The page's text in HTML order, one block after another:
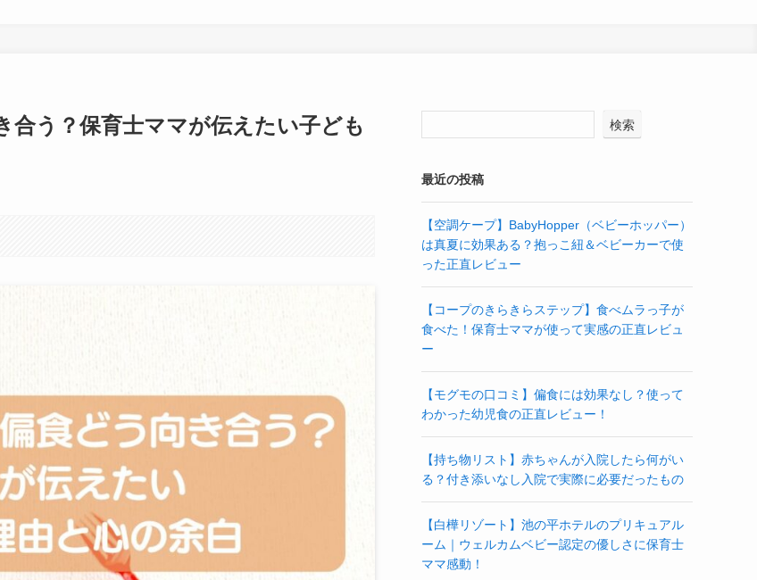
合う？保育士ママが伝えたい子ども
検索
最近の投稿
【空調ケープ】BabyHopper（ベビーホッパー）
は真夏に効果ある？抱っこ紐＆ベビーカーで使
った正直レビュー
【コープのきらきらステップ】食べムラっ子が
食べた！保育士ママが使って実感の正直レビュ
ー
【モグモの口コミ】偏食には効果なし？使って
わかった幼児食の正直レビュー！
【持ち物リスト】赤ちゃんが入院したら何がい
る？付き添いなし入院で実際に必要だったもの
【白樺リゾート】池の平ホテルのプリキュアル
ーム｜ウェルカムベビー認定の優しさに保育士
ママ感動！